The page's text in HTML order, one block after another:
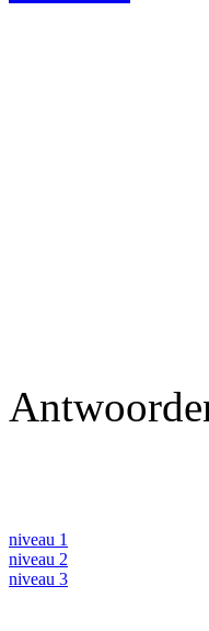
niveau 1
niveau 2
niveau 3